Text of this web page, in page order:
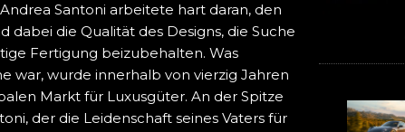
Santoni arbeitete hart daran, den
dabei die Qualität des Designs, die Suche
Fertigung beizubehalten. Was
war, wurde innerhalb von vierzig Jahren
Markt für Luxusgüter. An der Spitze
der die Leidenschaft seines Vaters für